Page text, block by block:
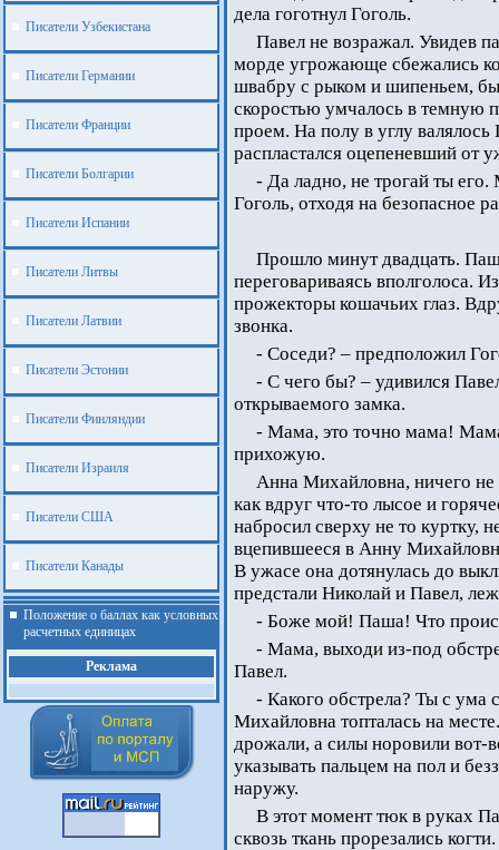
Писатели Узбекистана
Писатели Германии
Писатели Франции
Писатели Болгарии
Писатели Испании
Писатели Литвы
Писатели Латвии
Писатели Эстонии
Писатели Финляндии
Писатели Израиля
Писатели США
Писатели Канады
Положение о баллах как условных
расчетных единицах
Реклама
дела гоготнул Гоголь.
Павел не возражал. Увидев
морде угрожающе сбежались
швабру с рыком и шипеньем,
скоростью умчалось в темную
проем. На полу в углу
распластался оцепеневший от
- Да ладно, не трогай ты
Гоголь, отходя на безопасное
Прошло минут двадцать.
переговариваясь вполголоса.
прожекторы кошачьих глаз.
звонка.
- Соседи? – предположил
- С чего бы? – удивился
открываемого замка.
- Мама, это точно мама!
прихожую.
Анна Михайловна, ничего не
как вдруг что-то лысое и
набросил сверху не то куртку,
вцепившееся в Анну
В ужасе она дотянулась до
предстали Николай и Павел,
- Боже мой! Паша! Что
- Мама, выходи из-под
Павел.
- Какого обстрела? Ты с ума
Михайловна топталась на
дрожали, а силы норовили вот-
указывать пальцем на пол и
наружу.
В этот момент тюк в руках
сквозь ткань прорезались когти.